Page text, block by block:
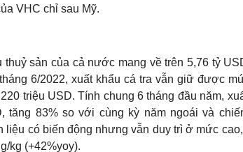
VHC chỉ sau Mỹ.
thuỷ sản của cả nước mang về trên 5,76 tỷ
6/2022, xuất khẩu cá tra vẫn giữ được
triệu USD. Tính chung 6 tháng đầu năm,
tăng 83% so với cùng kỳ năm ngoái và
liệu có biến động nhưng vẫn duy trì ở mức
kg (+42%yoy).